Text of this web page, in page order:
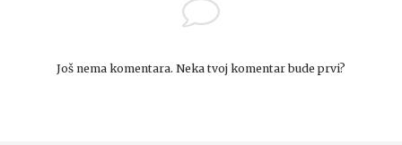
Još nema komentara. Neka tvoj komentar bude prvi?